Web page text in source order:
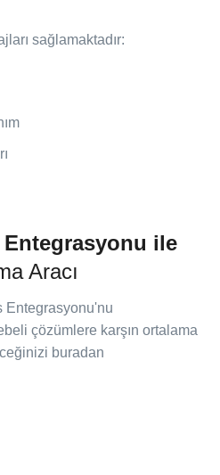
sağlamaktadır:
ile
Aracı
Entegrasyonu'nu
çözümlere karşın ortalama
buradan